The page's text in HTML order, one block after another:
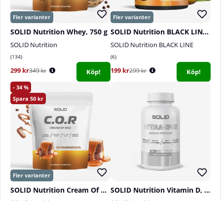
SOLID Nutrition Whey, 750 g
SOLID Nutrition
134
299 kr349 kr Köp!
SOLID Nutrition BLACK LINE EAA+, 440 g
SOLID Nutrition BLACK LINE
6
199 kr299 kr Köp!
34
50
SOLID Nutrition Cream Of Rice, 1 kg SOLID Nutrition Vitamin D, 90 caps